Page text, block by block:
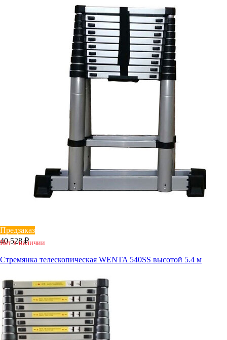
Предзаказ
40 528 ₽
Нет в наличии
Стремянка телескопическая WENTA 540SS высотой 5.4 м